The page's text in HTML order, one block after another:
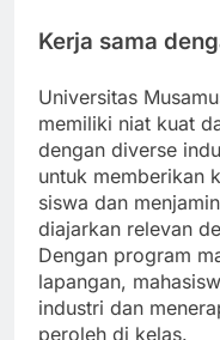
Kerja sama
Universitas
memiliki niat kuat
dengan diverse
untuk memberikan
siswa dan
diajarkan relevan
Dengan program
lapangan,
industri dan
peroleh di kelas.